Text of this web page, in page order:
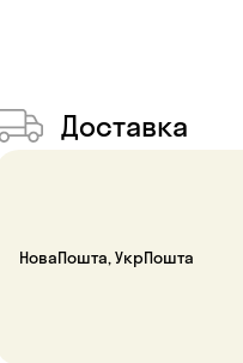
Доставка
НоваПошта, УкрПошта